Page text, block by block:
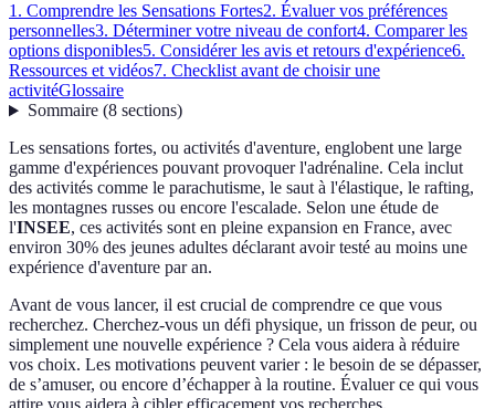
1. Comprendre les Sensations Fortes2. Évaluer vos préférences
personnelles3. Déterminer votre niveau de confort4. Comparer les
options disponibles5. Considérer les avis et retours d'expérience6.
Ressources et vidéos7. Checklist avant de choisir une
activitéGlossaire
Sommaire(8 sections)
Les sensations fortes, ou activités d'aventure, englobent une large
gamme d'expériences pouvant provoquer l'adrénaline. Cela inclut
des activités comme le parachutisme, le saut à l'élastique, le rafting,
les montagnes russes ou encore l'escalade. Selon une étude de
l'INSEE, ces activités sont en pleine expansion en France, avec
environ 30% des jeunes adultes déclarant avoir testé au moins une
expérience d'aventure par an.
Avant de vous lancer, il est crucial de comprendre ce que vous
recherchez. Cherchez-vous un défi physique, un frisson de peur, ou
simplement une nouvelle expérience ? Cela vous aidera à réduire
vos choix. Les motivations peuvent varier : le besoin de se dépasser,
de s’amuser, ou encore d’échapper à la routine. Évaluer ce qui vous